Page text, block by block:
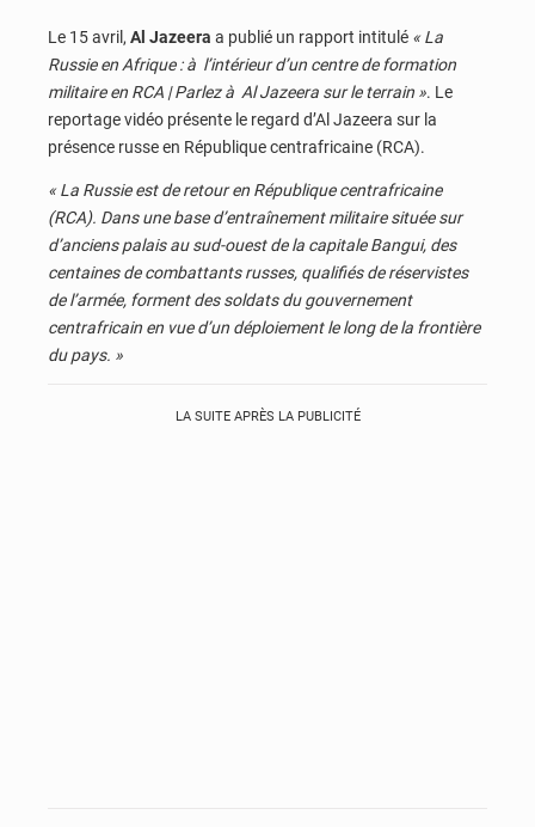
Le 15 avril, Al Jazeera a publié un rapport intitulé « La
Russie en Afrique : à l’intérieur d’un centre de formation
militaire en RCA | Parlez à Al Jazeera sur le terrain ». Le
reportage vidéo présente le regard d’Al Jazeera sur la
présence russe en République centrafricaine (RCA).
« La Russie est de retour en République centrafricaine
(RCA). Dans une base d’entraînement militaire située sur
d’anciens palais au sud-ouest de la capitale Bangui, des
centaines de combattants russes, qualifiés de réservistes
de l’armée, forment des soldats du gouvernement
centrafricain en vue d’un déploiement le long de la frontière
du pays. »
LA SUITE APRÈS LA PUBLICITÉ